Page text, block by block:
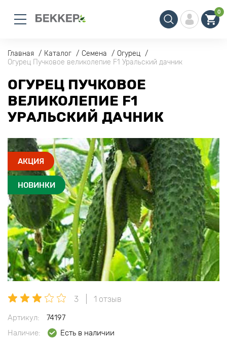
0
Главная Каталог Семена
Огурец
Огурец Пучковое великолепие F1 Уральский дачник
ОГУРЕЦ ПУЧКОВОЕ
ВЕЛИКОЛЕПИЕ F1
УРАЛЬСКИЙ ДАЧНИК
АКЦИЯ
НОВИНКИ
3 1 отзыв
Артикул:
74197
Наличие:
Есть в наличии